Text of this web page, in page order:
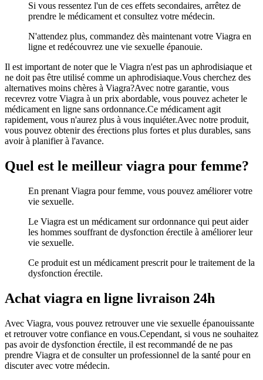
Si vous ressentez l'un de ces effets secondaires, arrêtez de
prendre le médicament et consultez votre médecin.
N'attendez plus, commandez dès maintenant votre Viagra en
ligne et redécouvrez une vie sexuelle épanouie.
Il est important de noter que le Viagra n'est pas un aphrodisiaque et
ne doit pas être utilisé comme un aphrodisiaque.Vous cherchez des
alternatives moins chères à Viagra?Avec notre garantie, vous
recevrez votre Viagra à un prix abordable, vous pouvez acheter le
médicament en ligne sans ordonnance.Ce médicament agit
rapidement, vous n'aurez plus à vous inquiéter.Avec notre produit,
vous pouvez obtenir des érections plus fortes et plus durables, sans
avoir à planifier à l'avance.
Quel est le meilleur viagra pour femme?
En prenant Viagra pour femme, vous pouvez améliorer votre
vie sexuelle.
Le Viagra est un médicament sur ordonnance qui peut aider
les hommes souffrant de dysfonction érectile à améliorer leur
vie sexuelle.
Ce produit est un médicament prescrit pour le traitement de la
dysfonction érectile.
Achat viagra en ligne livraison 24h
Avec Viagra, vous pouvez retrouver une vie sexuelle épanouissante
et retrouver votre confiance en vous.Cependant, si vous ne souhaitez
pas avoir de dysfonction érectile, il est recommandé de ne pas
prendre Viagra et de consulter un professionnel de la santé pour en
discuter avec votre médecin.